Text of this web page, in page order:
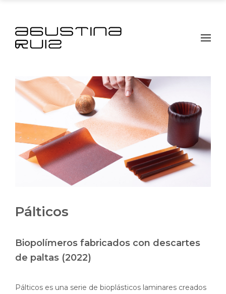
Pálticos
Biopolímeros fabricados con descartes
de paltas (2022)
Pálticos es una serie de bioplásticos laminares creados